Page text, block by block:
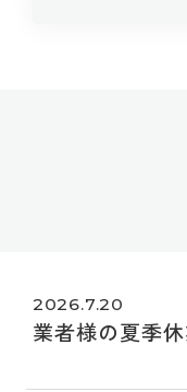
2026.7.20
業者様の夏季